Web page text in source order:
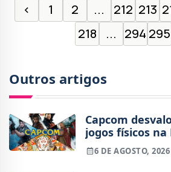
‹ 1 2 ... 212 213
218
... 294 295
Outros artigos
Capcom
jogos físicos
6 DE AGOSTO, 2026